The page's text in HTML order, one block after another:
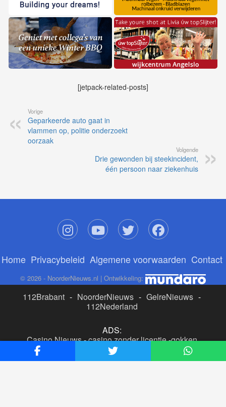
[jetpack-related-posts]
Vorige
Geparkeerde auto gaat in
vlammen op, politie onderzoekt
oorzaak
Volgende
Drie gewonden bij steekincident,
één persoon naar ziekenhuis
Home Privacybeleid Algemene voorwaarden Contact
© 2026 - NoorderNieuws.nl | Ontwikkeling:
112Brabant - NoorderNieuws - GelreNieuws -
112Nederland
ADS:
Casino Nieuws-casino zonder licentie-gokken
buitenlandse site
beste online casino nederland